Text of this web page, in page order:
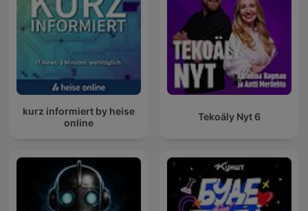
kurz informiert by heise
online
Tekoäly Nyt 6